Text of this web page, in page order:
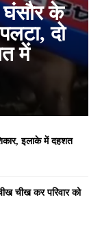
घंसौर के
दो
में
इलाके में दहशत
चीख कर परिवार को